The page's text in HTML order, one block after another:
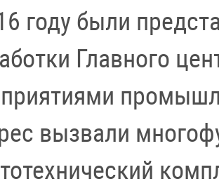
году были
Главного
вызвали